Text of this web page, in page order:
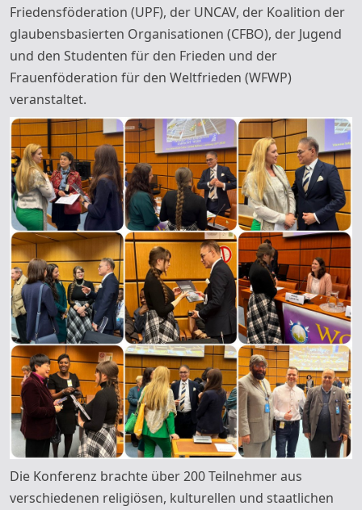
Friedensföderation (UPF), der UNCAV, der Koalition der
glaubensbasierten Organisationen (CFBO), der Jugend
und den Studenten für den Frieden und der
Frauenföderation für den Weltfrieden (WFWP)
veranstaltet.
Die Konferenz brachte über 200 Teilnehmer aus
verschiedenen religiösen, kulturellen und staatlichen